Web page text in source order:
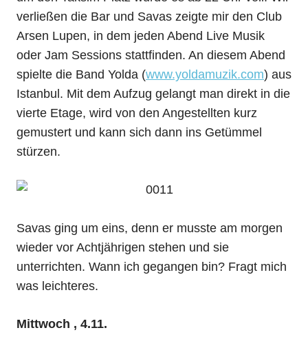
verließen die Bar und Savas zeigte mir den Club
Arsen Lupen, in dem jeden Abend Live Musik
oder Jam Sessions stattfinden. An diesem Abend
spielte die Band Yolda (www.yoldamuzik.com) aus
Istanbul. Mit dem Aufzug gelangt man direkt in die
vierte Etage, wird von den Angestellten kurz
gemustert und kann sich dann ins Getümmel
stürzen.
Savas ging um eins, denn er musste am morgen
wieder vor Achtjährigen stehen und sie
unterrichten. Wann ich gegangen bin? Fragt mich
was leichteres.
Mittwoch , 4.11.